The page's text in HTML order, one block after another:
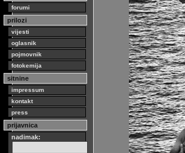
forumi
prilozi
vijesti
oglasnik
pojmovnik
fotokemija
sitnine
impressum
kontakt
press
prijavnica
nadimak: